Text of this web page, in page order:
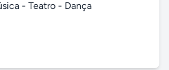
- Teatro - Dança